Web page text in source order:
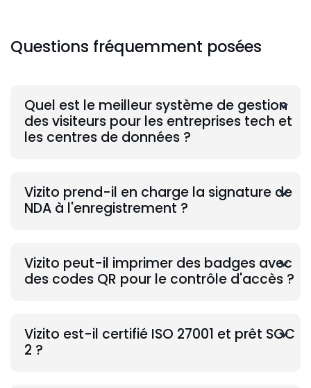
Questions fréquemment posées
Quel est le meilleur système de gestion
des visiteurs pour les entreprises tech et
les centres de données ?
Vizito prend-il en charge la signature de
NDA à l'enregistrement ?
Vizito peut-il imprimer des badges avec
des codes QR pour le contrôle d'accès ?
Vizito est-il certifié ISO 27001 et prêt SOC
2 ?